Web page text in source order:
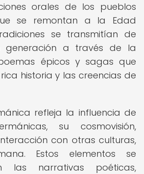
orales de los pueblos
se remontan a la Edad
se transmitían de
generación a través de la
épicos y sagas que
historia y las creencias de
refleja la influencia de
su cosmovisión,
con otras culturas,
Estos elementos se
las narrativas poéticas,